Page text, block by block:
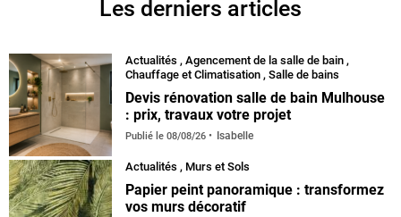
Les derniers articles
Actualités , Agencement de la salle de bain ,
Chauffage et Climatisation , Salle de bains
Devis rénovation salle de bain Mulhouse
: prix, travaux votre projet
Publié le 08/08/26 Isabelle
Actualités , Murs et Sols
Papier peint panoramique : transformez
vos murs décoratif